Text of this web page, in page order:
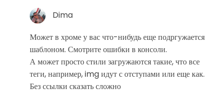
Dima
Может в хроме у вас что-нибудь еще подргужается
шаблоном. Смотрите ошибки в консоли.
А может просто стили загружаются такие, что все
теги, например, img идут с отступами или еще как.
Без ссылки сказать сложно